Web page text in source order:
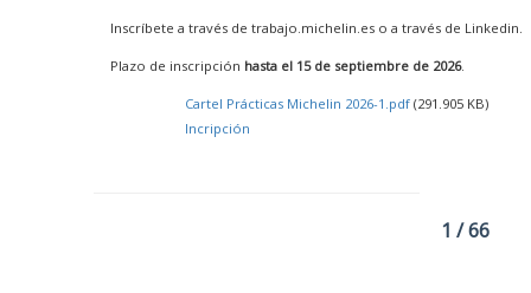
Inscríbete a través de trabajo.michelin.es o a través de Linkedin.
Plazo de inscripción hasta el 15 de septiembre de 2026.
Cartel Prácticas Michelin 2026-1.pdf (291.905 KB)
Incripción
1 / 66